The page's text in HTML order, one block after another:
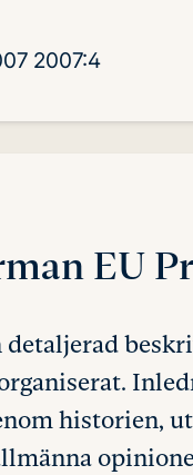
2007:4
EU
detaljerad
historien,